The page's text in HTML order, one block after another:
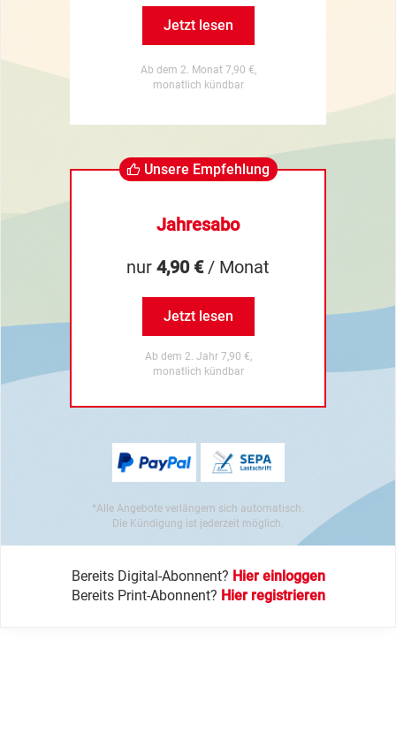
Jetzt lesen
Ab dem 2. Monat 7,90 €,
monatlich kündbar
Unsere Empfehlung
Jahresabo
nur 4,90 €/ Monat
Jetzt lesen
Ab dem 2. Jahr 7,90 €,
monatlich kündbar
*Alle Angebote verlängern sich automatisch.
Die Kündigung ist jederzeit möglich.
Bereits Digital-Abonnent? Hier einloggen
Bereits Print-Abonnent? Hier registrieren